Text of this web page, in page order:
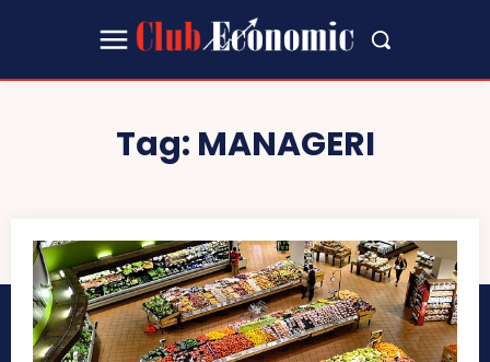
Tag: MANAGERI